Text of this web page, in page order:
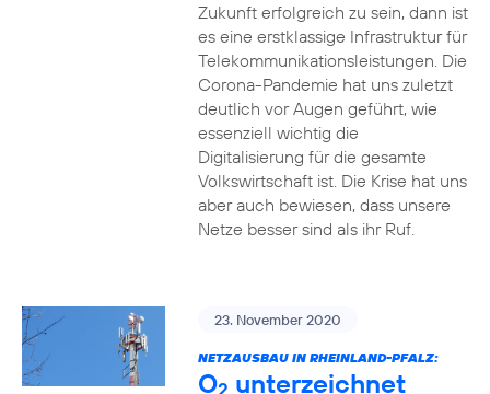
Zukunft erfolgreich zu sein, dann ist
es eine erstklassige Infrastruktur für
Telekommunikationsleistungen. Die
Corona-Pandemie hat uns zuletzt
deutlich vor Augen geführt, wie
essenziell wichtig die
Digitalisierung für die gesamte
Volkswirtschaft ist. Die Krise hat uns
aber auch bewiesen, dass unsere
Netze besser sind als ihr Ruf.
23. November 2020
NETZAUSBAU IN RHEINLAND-PFALZ:
O2 unterzeichnet